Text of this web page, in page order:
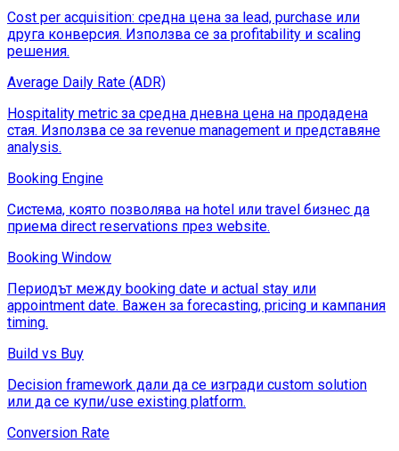
Cost per acquisition: средна цена за lead, purchase или
друга конверсия. Използва се за profitability и scaling
решения.
Average Daily Rate (ADR)
Hospitality metric за средна дневна цена на продадена
стая. Използва се за revenue management и представяне
analysis.
Booking Engine
Система, която позволява на hotel или travel бизнес да
приема direct reservations през website.
Booking Window
Периодът между booking date и actual stay или
appointment date. Важен за forecasting, pricing и кампания
timing.
Build vs Buy
Decision framework дали да се изгради custom solution
или да се купи/use existing platform.
Conversion Rate